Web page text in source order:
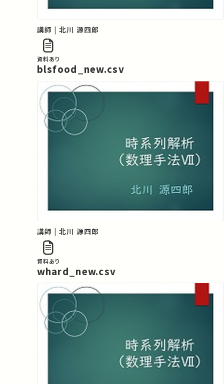
講師 | 北川 源四郎
資料あり
blsfood_new.csv
講師 | 北川 源四郎
資料あり
whard_new.csv